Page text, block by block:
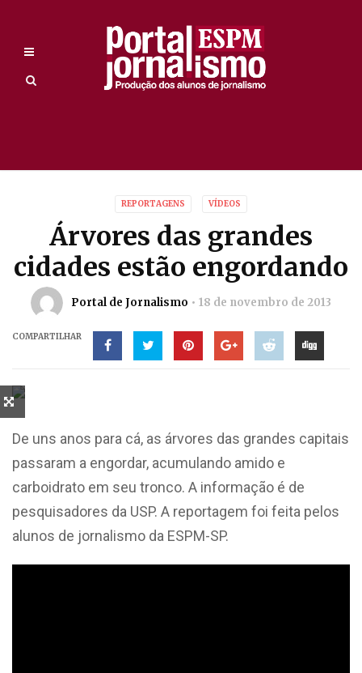
REPORTAGENS VÍDEOS
Árvores das grandes
cidades estão engordando
Portal de Jornalismo 18 de novembro de 2013
COMPARTILHAR
De uns anos para cá, as árvores das grandes capitais
passaram a engordar, acumulando amido e
carboidrato em seu tronco. A informação é de
pesquisadores da USP. A reportagem foi feita pelos
alunos de jornalismo da ESPM-SP.